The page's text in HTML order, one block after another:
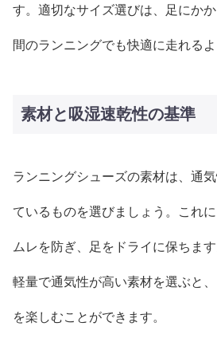
す。適切なサイズ選びは、足にか
間のランニングでも快適に走れるよ
素材と吸湿速乾性の基準
ランニングシューズの素材は、通
ているものを選びましょう。これ
ムレを防ぎ、足をドライに保ちま
軽量で通気性が高い素材を選ぶと
を楽しむことができます。